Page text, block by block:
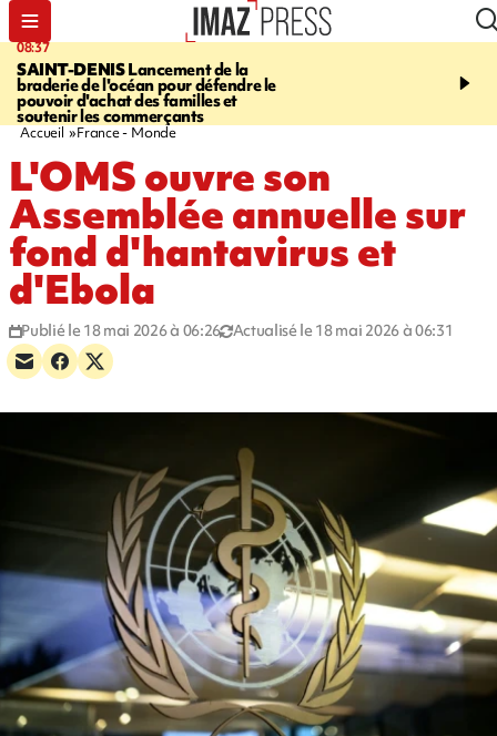
08:37
SAINT-DENISLancement de la
braderie de l'océan pour défendre le
pouvoir d'achat des familles et
soutenir les commerçants
10:44
dragons paradent
Accueil France - Monde
L'OMS ouvre son
Assemblée annuelle sur
fond d'hantavirus et
d'Ebola
Publié le 18 mai 2026 à 06:26 Actualisé le 18 mai 2026 à 06:31